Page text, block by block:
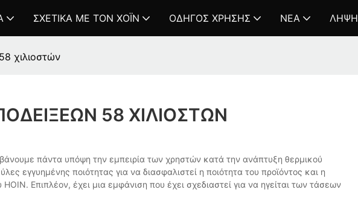
ΣΧΕΤΙΚΆ ΜΕ ΤΟΝ ΧΌΙΝ ΟΔΗΓΌΣ ΧΡΉΣΗΣ ΝΈΑ ΛΉΨΗ
χιλιοστών
58 ΧΙΛΙΟΣΤΏΝ
πάντα υπόψη την εμπειρία των χρηστών κατά την ανάπτυξη θερμικού
εγγυημένης ποιότητας για να διασφαλιστεί η ποιότητα του προϊόντος και η
Επιπλέον, έχει μια εμφάνιση που έχει σχεδιαστεί για να ηγείται των τάσεων